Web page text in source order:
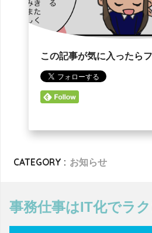
この記事が気に入ったら
CATEGORY : お知らせ
事務仕事はIT化でラク